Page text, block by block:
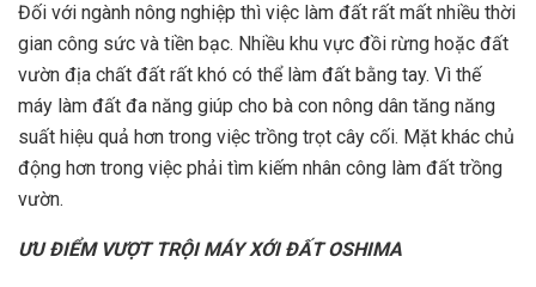
Đối với ngành nông nghiệp thì việc làm đất rất mất nhiều thời
gian công sức và tiền bạc. Nhiều khu vực đồi rừng hoặc đất
vườn địa chất đất rất khó có thể làm đất bằng tay. Vì thế
máy làm đất đa năng giúp cho bà con nông dân tăng năng
suất hiệu quả hơn trong việc trồng trọt cây cối. Mặt khác chủ
động hơn trong việc phải tìm kiếm nhân công làm đất trồng
vườn.
ƯU ĐIỂM VƯỢT TRỘI MÁY XỚI ĐẤT OSHIMA